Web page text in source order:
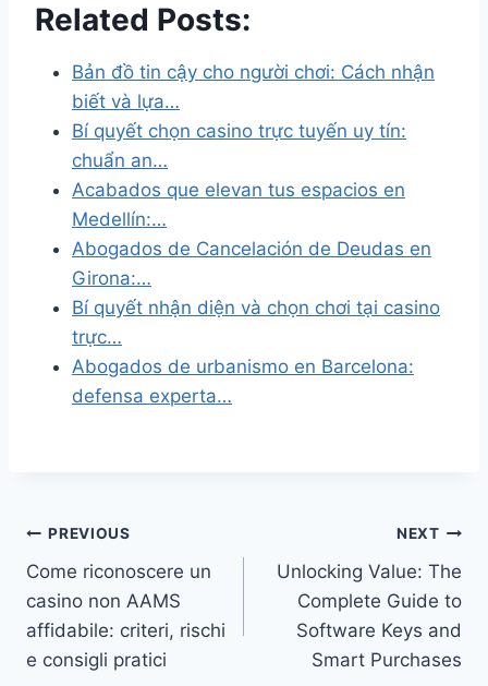
Related Posts:
Bản đồ tin cậy cho người chơi: Cách nhận
biết và lựa…
Bí quyết chọn casino trực tuyến uy tín:
chuẩn an…
Acabados que elevan tus espacios en
Medellín:…
Abogados de Cancelación de Deudas en
Girona:…
Bí quyết nhận diện và chọn chơi tại casino
trực…
Abogados de urbanismo en Barcelona:
defensa experta…
Post
navigation
PREVIOUS
Come riconoscere un
casino non AAMS
affidabile: criteri, rischi
e consigli pratici
NEXT
Unlocking Value: The
Complete Guide to
Software Keys and
Smart Purchases